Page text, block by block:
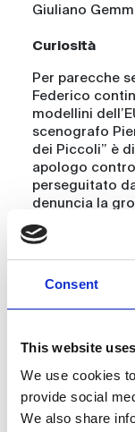
Consent
This website
We use cookies
provide social
We also share
Giuliano
Curiosità
Per parecche
Federico
modellini
scenografo
dei Piccoli” è
apologo
perseguitato
denuncia la
professione.
vichinga
fama
l’hanno reso
più a farla
Fra tutti gli
che sia
il manifesto
quasi sempre